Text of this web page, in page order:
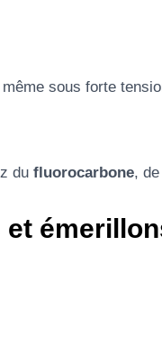
sous forte
dufluorocarbone,